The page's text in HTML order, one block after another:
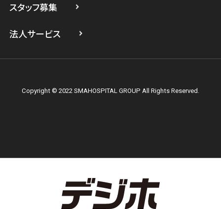
スマホスピタル テルル上大岡
スタッフ募集
法人サービス
Copyright © 2022 SMAHOSPITAL GROUP All Rights Reserved.